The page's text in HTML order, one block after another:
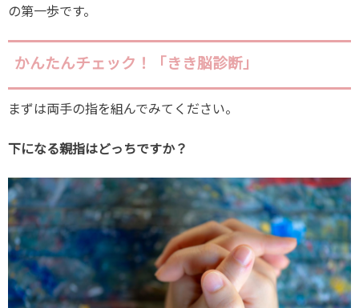
の第一歩です。
かんたんチェック！「きき脳診断」
まずは両手の指を組んでみてください。
下になる親指はどっちですか？